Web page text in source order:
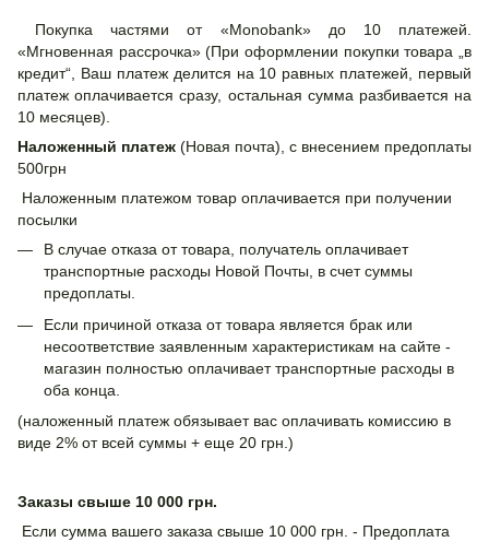
Покупка частями от «Monobank» до 10 платежей.
«Мгновенная рассрочка» (При оформлении покупки товара „в
кредит“, Ваш платеж делится на 10 равных платежей, первый
платеж оплачивается сразу, остальная сумма разбивается на
10 месяцев).
Наложенный платеж (Новая почта), с внесением предоплаты
500грн
Наложенным платежом товар оплачивается при получении
посылки
В случае отказа от товара, получатель оплачивает
транспортные расходы Новой Почты, в счет суммы
предоплаты.
Если причиной отказа от товара является брак или
несоответствие заявленным характеристикам на сайте -
магазин полностью оплачивает транспортные расходы в
оба конца.
(наложенный платеж обязывает вас оплачивать комиссию в
виде 2% от всей суммы + еще 20 грн.)
Заказы свыше 10 000 грн.
Если сумма вашего заказа свыше 10 000 грн. - Предоплата